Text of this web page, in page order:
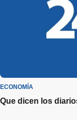
ECONOMÍA
Que dicen los